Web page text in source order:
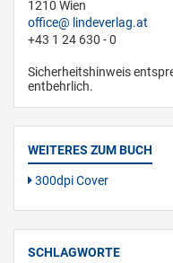
1210 Wien
office
lindeverlag.at
+43 1 24 630 - 0
Sicherheitshinweis
entbehrlich.
WEITERES ZUM BUCH
300dpi Cover
SCHLAGWORTE